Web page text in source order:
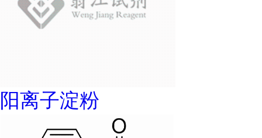
阳离子淀粉